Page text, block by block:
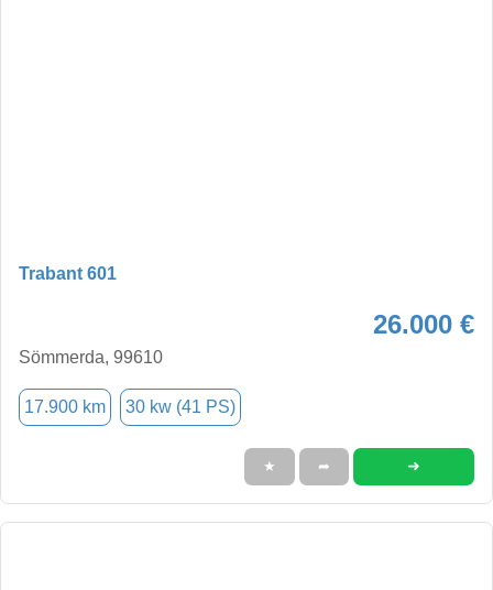
Trabant 601
26.000 €
Sömmerda, 99610
17.900 km 30 kw (41 PS)
★ ➦ ➜